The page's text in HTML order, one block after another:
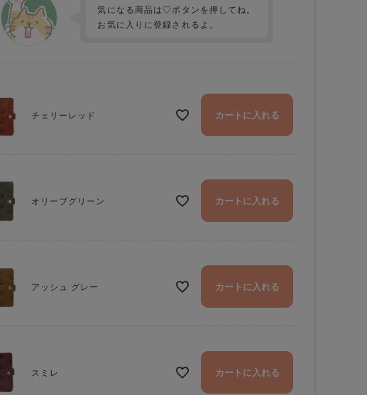
気になる商品は♡ボタンを押してね。
お気に入りに登録されるよ。
チェリーレッド カートに入れる
オリーブグリーン カートに入れる
アッシュ グレー カートに入れる
スミレ カートに入れる